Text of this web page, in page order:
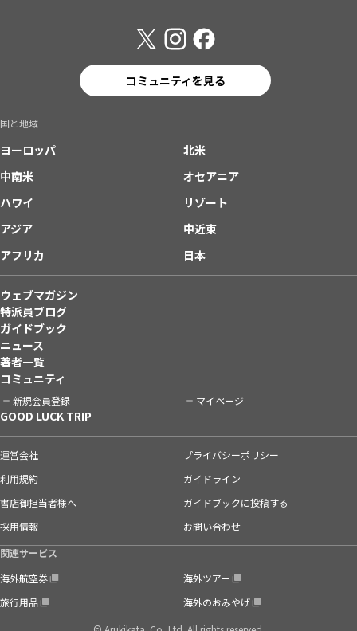
コミュニティを見る
国と地域
ヨーロッパ
北米
中南米
オセアニア
ハワイ
リゾート
アジア
中近東
アフリカ
日本
ウェブマガジン
特派員ブログ
ガイドブック
ニュース
著者一覧
コミュニティ
新規会員登録 マイページ
GOOD LUCK TRIP
運営会社
プライバシーポリシー
利用規約
ガイドライン
書店御担当者様へ
ガイドブックに投稿する
採用情報
お問い合わせ
関連サービス
海外航空券
海外ツアー
旅行用品
海外のおみやげ